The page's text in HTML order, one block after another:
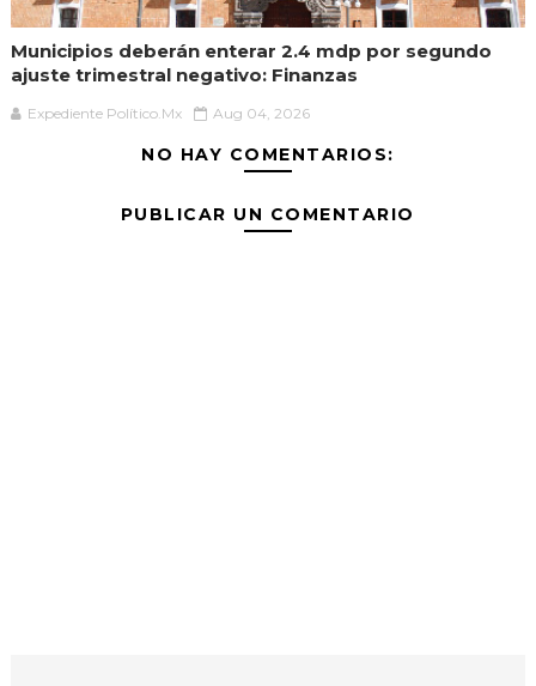
Municipios deberán enterar 2.4 mdp por segundo
ajuste trimestral negativo: Finanzas
Expediente Político.Mx Aug 04, 2026
NO HAY COMENTARIOS:
PUBLICAR UN COMENTARIO